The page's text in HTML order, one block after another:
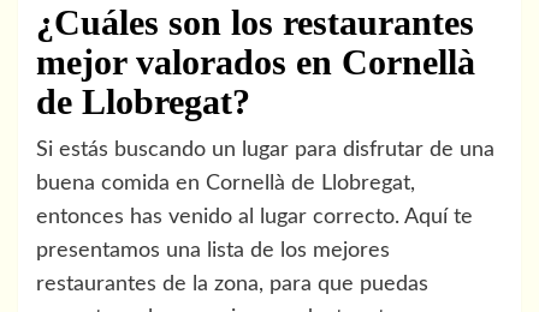
¿Cuáles son los restaurantes
mejor valorados en Cornellà
de Llobregat?
Si estás buscando un lugar para disfrutar de una
buena comida en Cornellà de Llobregat,
entonces has venido al lugar correcto. Aquí te
presentamos una lista de los mejores
restaurantes de la zona, para que puedas